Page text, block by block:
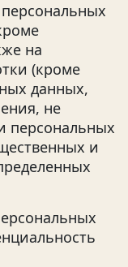
на
(кроме
данных,
не
персональных
и